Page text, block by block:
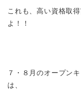
これも、高い資格取
よ！！
７・８月のオープン
は、